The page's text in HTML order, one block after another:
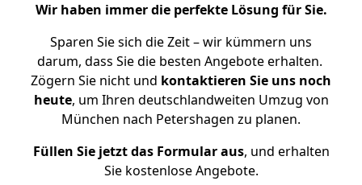
Wir haben immer die perfekte Lösung für Sie.
Sparen Sie sich die Zeit – wir kümmern uns
darum, dass Sie die besten Angebote erhalten.
Zögern Sie nicht und kontaktieren Sie uns noch
heute, um Ihren deutschlandweiten Umzug von
München nach Petershagen zu planen.
Füllen Sie jetzt das Formular aus, und erhalten
Sie kostenlose Angebote.